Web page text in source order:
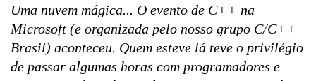
Uma nuvem mágica... O evento de C++ na
Microsoft (e organizada pelo nosso grupo C/C++
Brasil) aconteceu. Quem esteve lá teve o privilégio
de passar algumas horas com programadores e